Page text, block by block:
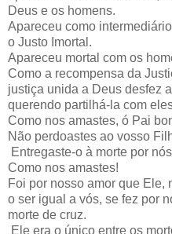
Deus e os homens.
Apareceu como
o Justo Imortal.
Apareceu mortal com os
Como a recompensa da
justiça unida a Deus desfez
querendo partilhá-la com
Como nos amastes, ó Pai
Não perdoastes ao vosso
Entregaste-o à morte por
Como nos amastes!
Foi por nosso amor que Ele,
o ser igual a vós, se fez por
morte de cruz.
Ele era o único entre os